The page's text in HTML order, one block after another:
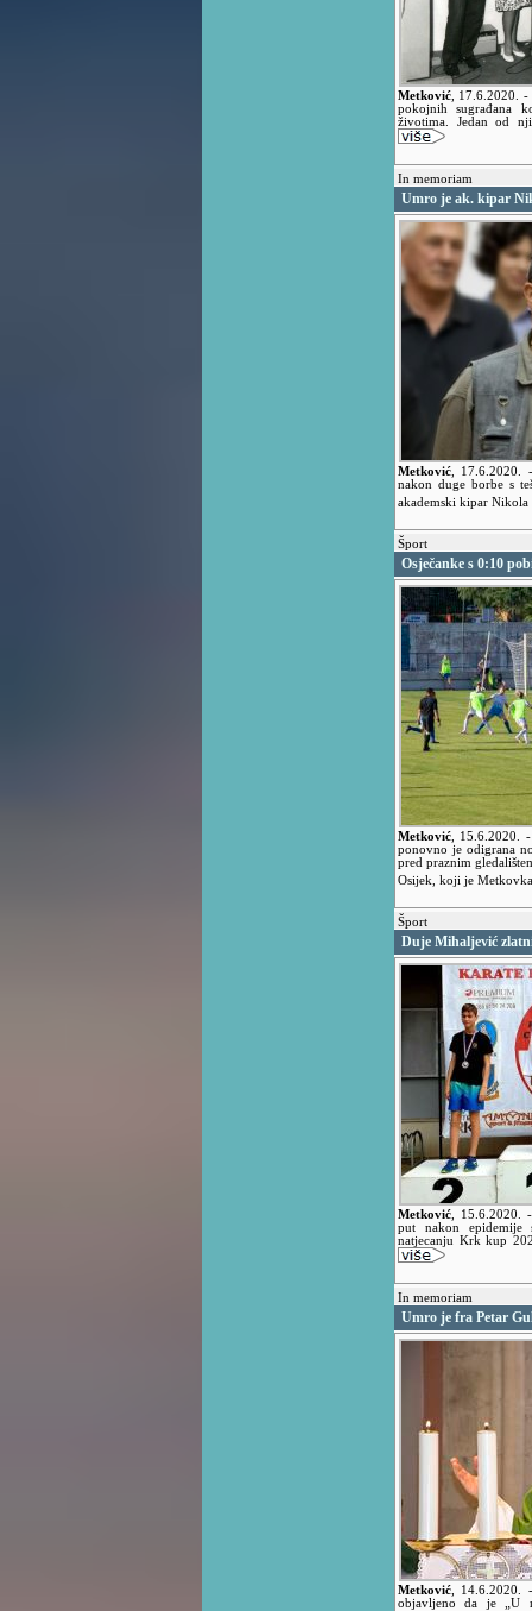
Metković 17.6.2020. -
pokojnih sugrađana
životima. Jedan od
In memoriam
Umro je ak. kipar
Metković 17.6.2020.
nakon duge borbe s
akademski kipar
Šport
Osječanke s 0:10
Metković 15.6.2020. -
ponovno je odigrana
pred praznim
Osijek, koji je
Šport
Duje Mihaljević
Metković 15.6.2020.
put nakon epidemije
natjecanju Krk kup
In memoriam
Umro je fra Petar
Metković 14.6.2020.
objavljeno da je „U